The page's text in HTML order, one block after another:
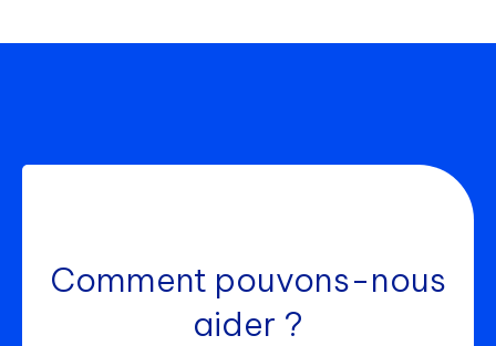
Comment pouvons-nous
aider ?